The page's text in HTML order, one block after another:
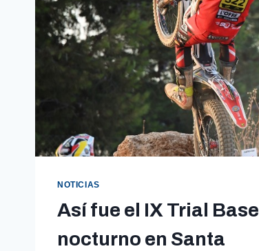
NOTICIAS
Así fue el IX Trial Base
nocturno en Santa